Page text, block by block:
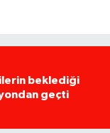
beklediği
geçti